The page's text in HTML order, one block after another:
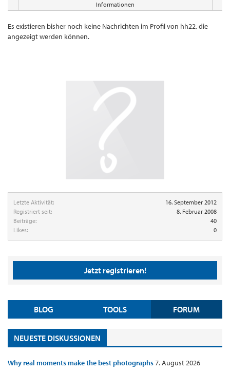
Letzte Aktivität:
16. September 2012
Registriert seit:
8. Februar 2008
Beiträge:
40
Likes:
0
Informationen
Es existieren bisher noch keine Nachrichten im Profil von hh22, die
angezeigt werden können.
Jetzt registrieren!
BLOG TOOLS FORUM
NEUESTE DISKUSSIONEN
Why real moments make the best photographs7. August 2026